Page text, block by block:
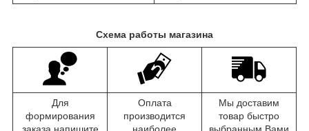
Схема работы магазина
Для
формирования
Оплата
производится
Мы доставим
товар быстро